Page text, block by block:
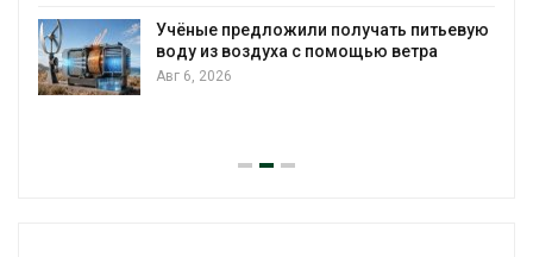
Учёные предложили получать питьевую
воду из воздуха с помощью ветра
Авг 6, 2026